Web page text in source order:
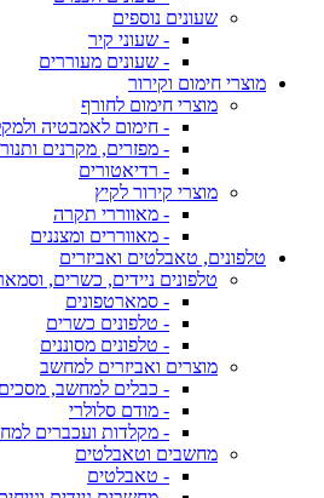
שעונים נוספים
- שעוני קיר
- שעונים מעוררים
מוצרי חימום וקירור
מוצרי חימום לחורף
- חימום לאמבטיה
- מפזרים, מקרנים
- רדיאטורים
מוצרי קירור לקיץ
- מאווררי תקרה
- מאווררים ומצננים
טלפונים, טאבלטים ואביזרים
טלפונים ניידים, כשרים,
- סמארטפונים
- טלפונים כשרים
- טלפונים מסוננים
מוצרים ואביזרים למחשב
- כבלים למחשב, מסכים
- מודם סלולרי
- מקלדות ועכברים
מחשבים וטאבלטים
- טאבלטים